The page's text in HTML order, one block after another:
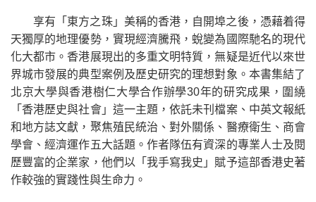
享有「東方之珠」美稱的香港，自開埠之後，憑藉着得
天獨厚的地理優勢，實現經濟騰飛，蛻變為國際馳名的現代
化大都市。香港展現出的多重文明特質，無疑是近代以來世
界城市發展的典型案例及歷史研究的理想對象。本書集結了
北京大學與香港樹仁大學合作辦學30年的研究成果，圍繞
「香港歷史與社會」這一主題，依託未刊檔案、中英文報紙
和地方誌文獻，聚焦殖民統治、對外關係、醫療衛生、商會
學會、經濟運作五大話題。作者隊伍有資深的專業人士及閱
歷豐富的企業家，他們以「我手寫我史」賦予這部香港史著
作較強的實踐性與生命力。